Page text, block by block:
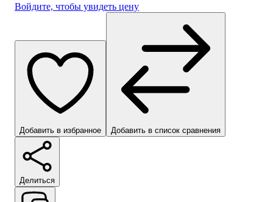
Войдите, чтобы увидеть цену
Добавить в избранное Добавить в список сравнения
Делиться